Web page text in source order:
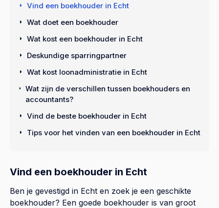
Vind een boekhouder in Echt
Ben je gevestigd in Echt en zoek je een geschikte
boekhouder? Een goede boekhouder is van groot
Vind een boekhouder in Echt
Wat doet een boekhouder
Wat kost een boekhouder in Echt
Deskundige sparringpartner
Wat kost loonadministratie in Echt
Wat zijn de verschillen tussen boekhouders en
accountants?
Vind de beste boekhouder in Echt
Tips voor het vinden van een boekhouder in Echt